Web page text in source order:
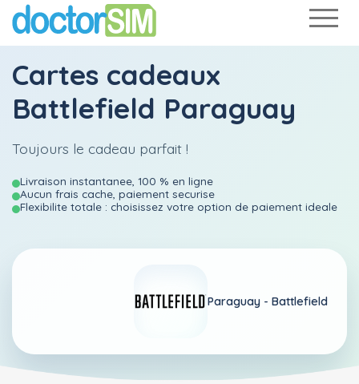
Cartes cadeaux
Battlefield Paraguay
Toujours le cadeau parfait !
Livraison instantanee, 100 % en ligne
Aucun frais cache, paiement securise
Flexibilite totale : choisissez votre option de paiement ideale
Paraguay - Battlefield